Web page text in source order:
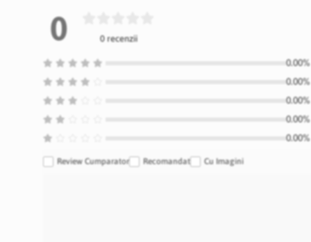
0 0 recenzii
Review Cumparator Recomandat Cu Imagini